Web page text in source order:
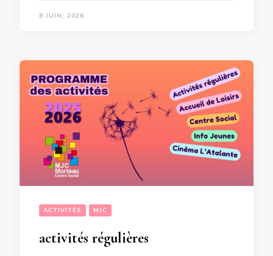
8 JUIN, 2026
ACTIVITÉS MJC
activités régulières